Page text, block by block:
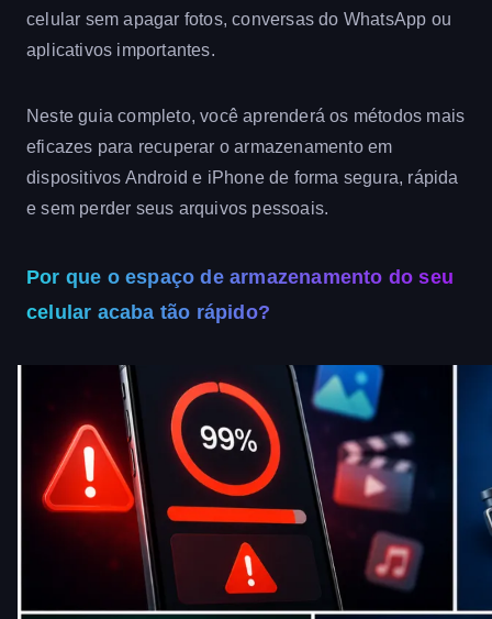
celular sem apagar fotos, conversas do WhatsApp ou
aplicativos importantes.
Neste guia completo, você aprenderá os métodos mais
eficazes para recuperar o armazenamento em
dispositivos Android e iPhone de forma segura, rápida
e sem perder seus arquivos pessoais.
Por que o espaço de armazenamento do seu
celular acaba tão rápido?